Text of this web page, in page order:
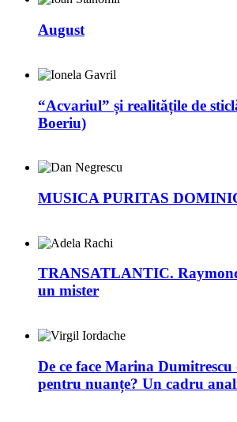
August
“Acvariul” și realitățile de
Boeriu)
MUSICA PURITAS
TRANSATLANTIC.
un mister
De ce face Marina Dumitrescu
pentru nuanțe? Un cadru